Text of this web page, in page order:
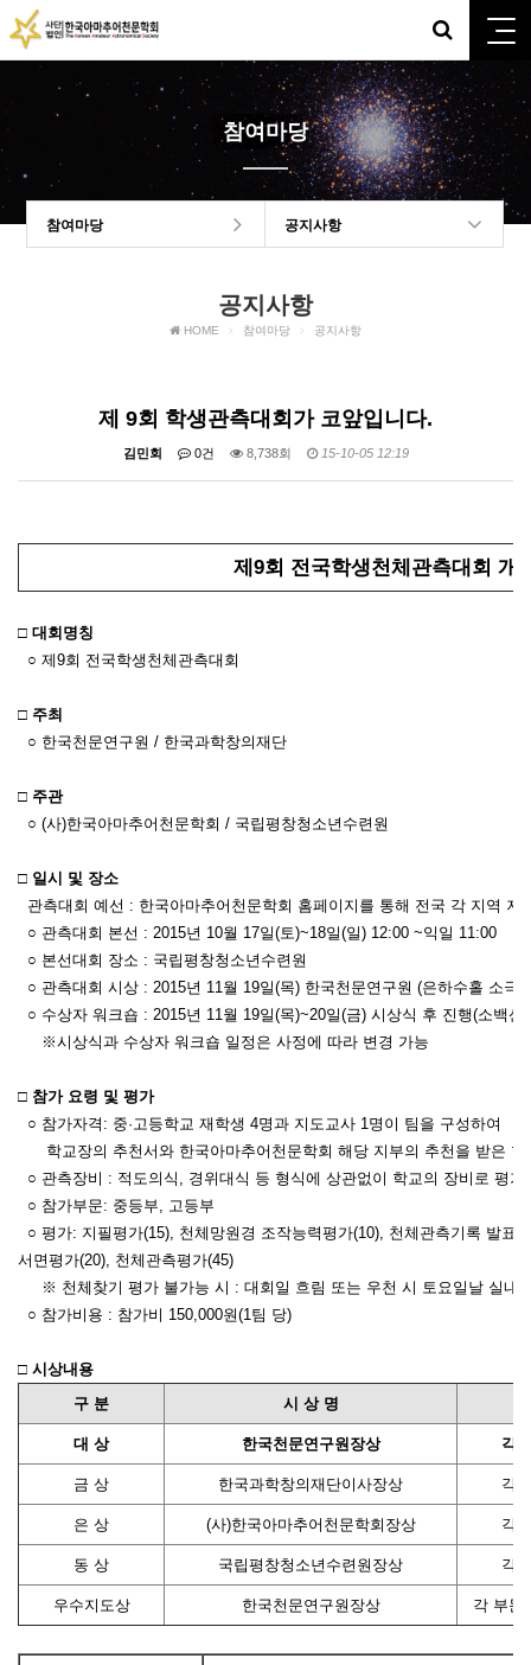
참여마당
참여마당 공지사항
공지사항
HOME 참여마당 공지사항
제 9회 학생관측대회가 코앞입니다.
김민회 0건 8,738회 15-10-05 12:19
제9회 전국학생천체관측대회 개
□ 대회명칭
○ 제9회 전국학생천체관측대회
□ 주최
○ 한국천문연구원 / 한국과학창의재단
□ 주관
○ (사)한국아마추어천문학회 / 국립평창청소년수련원
□ 일시 및 장소
관측대회 예선 : 한국아마추어천문학회 홈페이지를 통해 전국 각 지역 지
○ 관측대회 본선 : 2015년 10월 17일(토)~18일(일) 12:00 ~익일 11:00
○ 본선대회 장소 : 국립평창청소년수련원
○ 관측대회 시상 : 2015년 11월 19일(목) 한국천문연구원 (은하수홀 소극
○ 수상자 워크숍 : 2015년 11월 19일(목)~20일(금) 시상식 후 진행(소백산
※시상식과 수상자 워크숍 일정은 사정에 따라 변경 가능
□ 참가 요령 및 평가
○ 참가자격: 중·고등학교 재학생 4명과 지도교사 1명이 팀을 구성하여
학교장의 추천서와 한국아마추어천문학회 해당 지부의 추천을 받은 학
○ 관측장비 : 적도의식, 경위대식 등 형식에 상관없이 학교의 장비로 평가
○ 참가부문: 중등부, 고등부
○ 평가: 지필평가(15), 천체망원경 조작능력평가(10), 천체관측기록 발표
서면평가(20), 천체관측평가(45)
※ 천체찾기 평가 불가능 시 : 대회일 흐림 또는 우천 시 토요일날 실내
○ 참가비용 : 참가비 150,000원(1팀 당)
□ 시상내용
구 분
시 상 명
대 상 한국천문연구원장상 각
금 상 한국과학창의재단이사장상 각
은 상 (사)한국아마추어천문학회장상 각
동 상 국립평창청소년수련원장상 각
우수지도상 한국천문연구원장상 각 부문